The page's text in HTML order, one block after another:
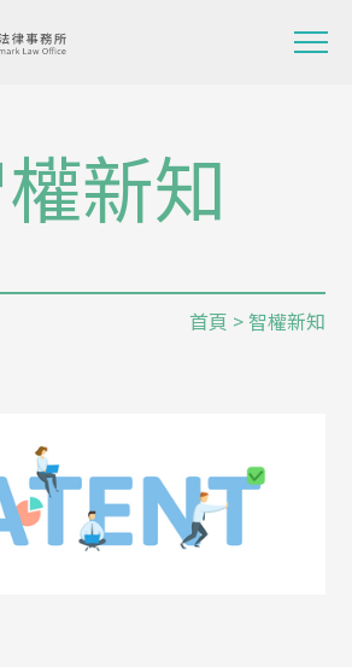
新知
首頁 > 智權新知